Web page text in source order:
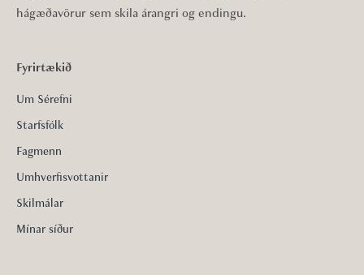
hágæðavörur sem skila árangri og endingu.
Fyrirtækið
Um Sérefni
Starfsfólk
Fagmenn
Umhverfisvottanir
Skilmálar
Mínar síður